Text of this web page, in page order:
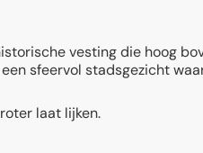
vesting die hoog
sfeervol stadsgezicht
laat lijken.